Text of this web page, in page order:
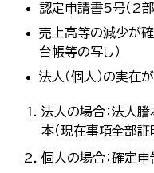
認定申請書5号（2部
売上高等の減少が
台帳等の写し）
法人（個人）の実在
法人の場合：法人謄
本（現在事項全部証
個人の場合：確定